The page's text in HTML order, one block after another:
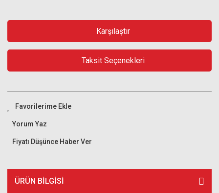
Karşılaştır
Taksit Seçenekleri
Yorum Yaz
Fiyatı Düşünce Haber Ver
ÜRÜN BILGISI